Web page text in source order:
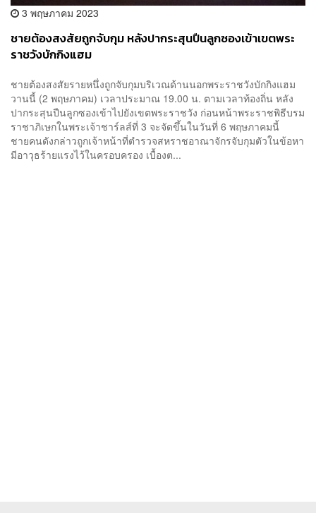
3 พฤษภาคม 2023
ชายต้องสงสัยถูกจับกุม หลังปากระสุนปืนลูกซองเข้าเขตพระ
ราชวังบักกิงแฮม
ชายต้องสงสัยรายหนึ่งถูกจับกุมบริเวณด้านนอกพระราชวังบักกิงแฮม
วานนี้ (2 พฤษภาคม) เวลาประมาณ 19.00 น. ตามเวลาท้องถิ่น หลัง
ปากระสุนปืนลูกซองเข้าไปยังเขตพระราชวัง ก่อนหน้าพระราชพิธีบรม
ราชาภิเษกในพระเจ้าชาร์ลส์ที่ 3 จะจัดขึ้นในวันที่ 6 พฤษภาคมนี้
ชายคนดังกล่าวถูกเจ้าหน้าที่ตำรวจสหราชอาณาจักรจับกุมตัวในข้อหา
มีอาวุธร้ายแรงไว้ในครอบครอง เบื้องต...